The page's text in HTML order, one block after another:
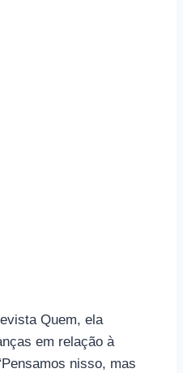
Quem, ela
em relação à
nisso, mas